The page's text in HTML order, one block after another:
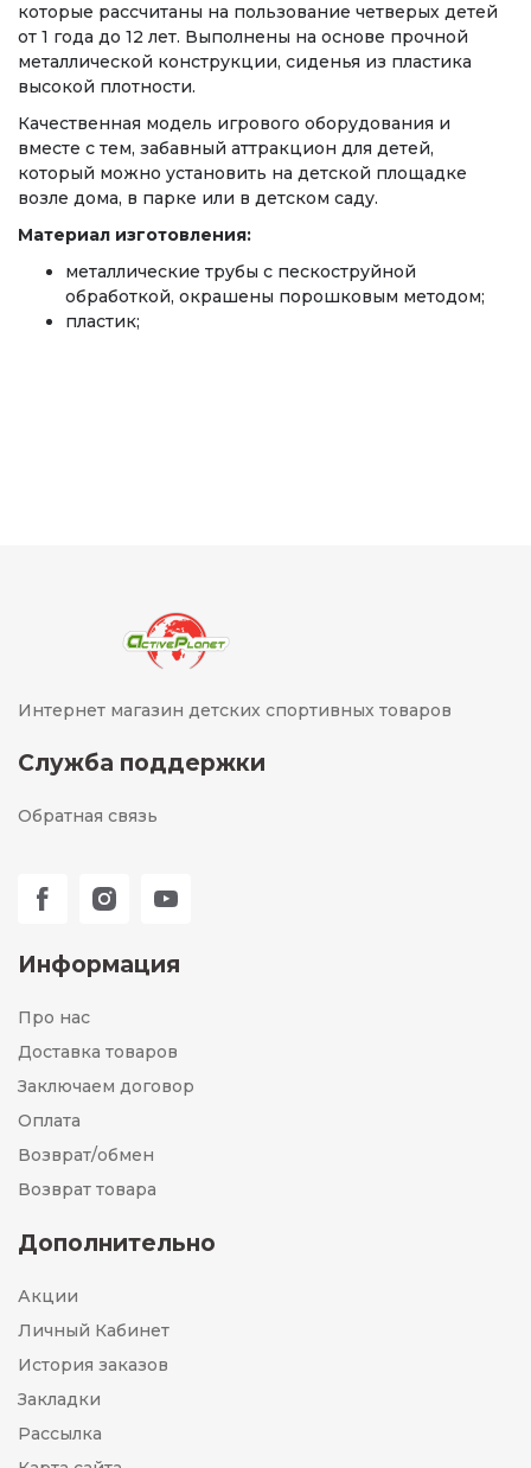
которые рассчитаны на пользование четверых детей
от 1 года до 12 лет. Выполнены на основе прочной
металлической конструкции, сиденья из пластика
высокой плотности.
Качественная модель игрового оборудования и
вместе с тем, забавный аттракцион для детей,
который можно установить на детской площадке
возле дома, в парке или в детском саду.
Материал изготовления:
металлические трубы с пескоструйной
обработкой, окрашены порошковым методом;
пластик;
Интернет магазин детских спортивных товаров
Служба поддержки
Обратная связь
Информация
Про нас
Доставка товаров
Заключаем договор
Оплата
Возврат/обмен
Возврат товара
Дополнительно
Акции
Личный Кабинет
История заказов
Закладки
Рассылка